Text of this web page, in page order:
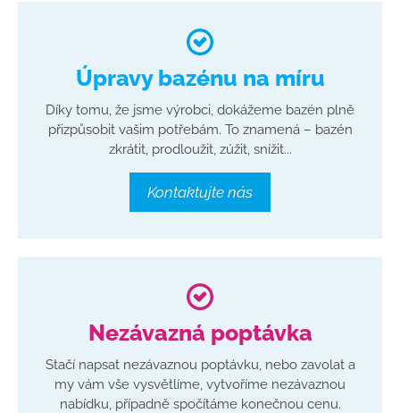
Úpravy bazénu na míru
Díky tomu, že jsme výrobci, dokážeme bazén plně
přizpůsobit vašim potřebám. To znamená – bazén
zkrátit, prodloužit, zúžit, snížit...
Kontaktujte nás
Nezávazná poptávka
Stačí napsat nezávaznou poptávku, nebo zavolat a
my vám vše vysvětlíme, vytvoříme nezávaznou
nabídku, případně spočítáme konečnou cenu.